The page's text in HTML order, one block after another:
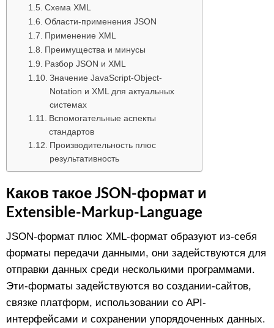
Схема XML
Области-применения JSON
Применение XML
Преимущества и минусы
Разбор JSON и XML
Значение JavaScript-Object-
Notation и XML для актуальных
системах
Вспомогательные аспекты
стандартов
Производительность плюс
результативность
Каков такое JSON-формат и
Extensible-Markup-Language
JSON-формат плюс XML-формат образуют из-себя
форматы передачи данными, они задействуются для
отправки данных среди несколькими программами.
Эти-форматы задействуются во создании-сайтов,
связке платформ, использовании со API-
интерфейсами и сохранении упорядоченных данных.